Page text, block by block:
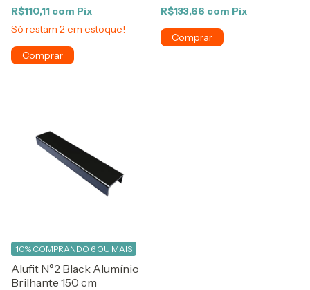
R$110,11 com Pix
Só restam 2 em estoque!
R$133,66 com Pix
Alufit N°2 Black Alumínio
Brilhante 150 cm
10% COMPRANDO 6 OU MAIS